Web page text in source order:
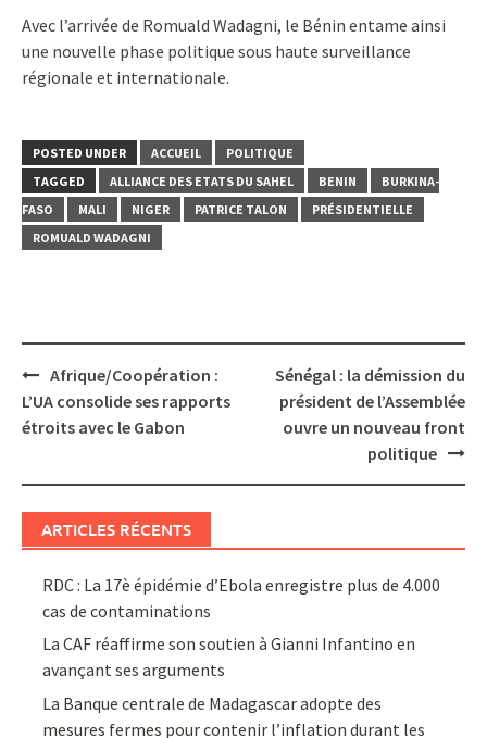
Avec l’arrivée de Romuald Wadagni, le Bénin entame ainsi
une nouvelle phase politique sous haute surveillance
régionale et internationale.
POSTED UNDER ACCUEIL
POLITIQUE
TAGGED
ALLIANCE DES ETATS DU SAHEL BENIN
BURKINA-
FASO
MALI NIGER PATRICE TALON
PRÉSIDENTIELLE
ROMUALD WADAGNI
Post
navigation
Afrique/Coopération :
L’UA consolide ses rapports
étroits avec le Gabon
Sénégal : la démission du
président de l’Assemblée
ouvre un nouveau front
politique
ARTICLES RÉCENTS
RDC : La 17è épidémie d’Ebola enregistre plus de 4.000
cas de contaminations
La CAF réaffirme son soutien à Gianni Infantino en
avançant ses arguments
La Banque centrale de Madagascar adopte des
mesures fermes pour contenir l’inflation durant les